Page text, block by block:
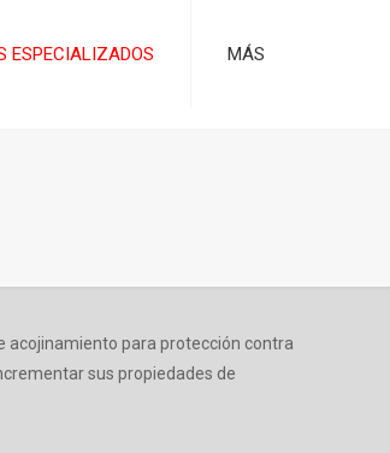
ESPECIALIZADOS MÁS
acojinamiento para protección contra
sus propiedades de